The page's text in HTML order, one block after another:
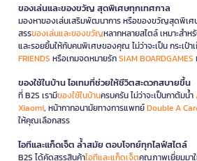
ของเล่นและของขวัญ สุดพิเศษทุกเทศกาล
มองหาของเล่นเสริมพัฒนาการ หรือของขวัญสุดพิเศษ
สรรของเล่นและของขวัญหลากหลายสไตล์ เหมาะสำ
และรอยยิ้มให้กับคนพิเศษของคุณ ไม่ว่าจะเป็น กระเป๋
FRIENDS หรือเกมจดหมายรักSIAM BOARDGAMES
ของใช้ในบ้าน ไอเทมที่ช่วยให้ชีวิตสะดวกสบายขึ้น
ที่ B2S เรามีของใช้ในบ้านครบครัน ไม่ว่าจะเป็นกาต้มน้ำ
Xiaomi, หน้ากากอนามัยทางการแพทย์Double A
ให้คุณเลือกสรร
ไอทีและแก็ดเจ็ต ล้ำสมัย ตอบโจทย์ทุกไลฟ์สไตล์
B2S ได้คัดสรรสินค้าไอทีและแก็ดเจ็ตคุณภาพเยี่ยมมา